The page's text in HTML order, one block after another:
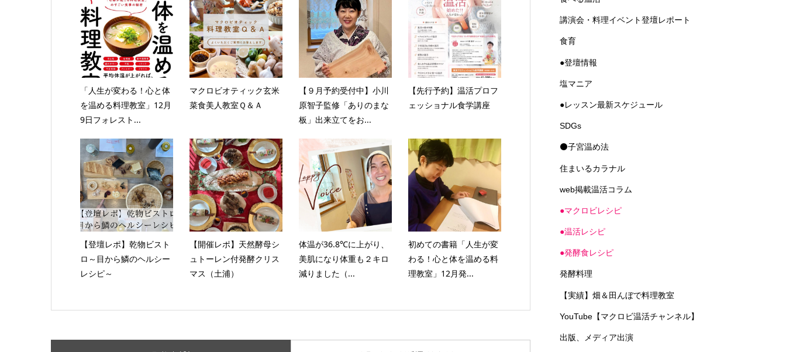
「人生が変わる！心と体
を温める料理教室」12月
9日フォレスト...
マクロビオティック玄米
菜食美人教室Ｑ＆Ａ
【９月予約受付中】小川
原智子監修「ありのまな
板」出来立てをお...
【先行予約】温活プロフ
ェッショナル食学講座
【登壇レポ】乾物ビスト
ロ～目から鱗のヘルシー
レシピ～
【開催レポ】天然酵母シ
ュトーレン付発酵クリス
マス（土浦）
体温が36.8℃に上がり、
美肌になり体重も２キロ
減りました（...
初めての書籍「人生が変
わる！心と体を温める料
理教室」12月発...
講演会・料理イベント登壇レポート
食育
●登壇情報
塩マニア
●レッスン最新スケジュール
SDGs
⚫子宮温め法
住まいるカラナル
web掲載温活コラム
●マクロビレシピ
●温活レシピ
●発酵食レシピ
発酵料理
【実績】畑＆田んぼで料理教室
YouTube【マクロビ温活チャンネル】
出版、メディア出演